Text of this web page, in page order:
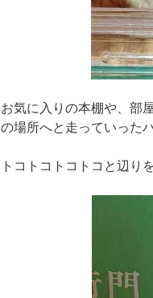
お気に入りの本棚や、部
の場所へと走っていった
トコトコトコトコと辺